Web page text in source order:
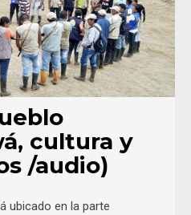
cultura y
/audio)
ubicado en la parte